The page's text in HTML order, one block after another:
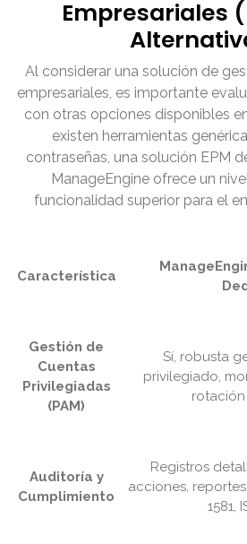
Empresariales
Al considerar una solución de
empresariales, es importante
con otras opciones disponibles
existen herramientas
contraseñas, una solución EPM
ManageEngine ofrece un
funcionalidad superior para el
Característica
Gestión de
Cuentas
Privilegiadas
(PAM)
Sí, robusta
privilegiado,
Auditoría y
Cumplimiento
Registros
acciones,
1581,